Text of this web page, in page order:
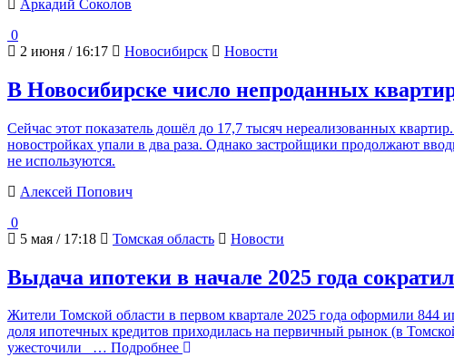
Аркадий Соколов
0
2 июня / 16:17
Новосибирск Новости
В Новосибирске число непроданных
Сейчас этот показатель дошёл до 17,7 тысяч нереализованных
новостройках упали в два раза. Однако застройщики продолжают
не используются.
Алексей Попович
0
5 мая / 17:18
Томская область Новости
Выдача ипотеки в начале 2025 года
Жители Томской области в первом квартале 2025 года оформили 844
доля ипотечных кредитов приходилась на первичный рынок (в
ужесточили
… Подробнее